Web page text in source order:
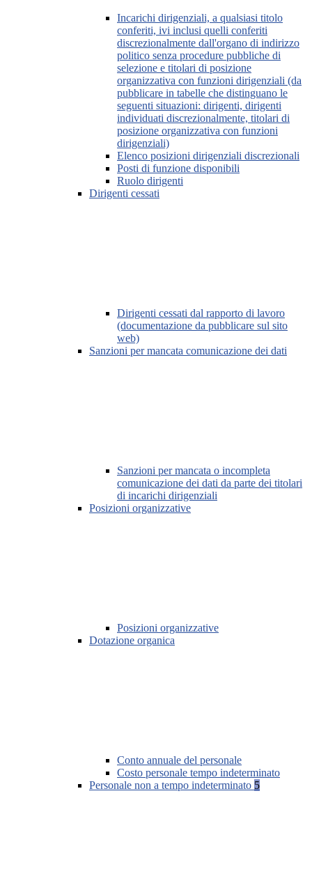
Incarichi dirigenziali, a qualsiasi titolo
conferiti, ivi inclusi quelli conferiti
discrezionalmente dall'organo di indirizzo
politico senza procedure pubbliche di
selezione e titolari di posizione
organizzativa con funzioni dirigenziali (da
pubblicare in tabelle che distinguano le
seguenti situazioni: dirigenti, dirigenti
individuati discrezionalmente, titolari di
posizione organizzativa con funzioni
dirigenziali)
Elenco posizioni dirigenziali discrezionali
Posti di funzione disponibili
Ruolo dirigenti
Dirigenti cessati
Dirigenti cessati dal rapporto di lavoro
(documentazione da pubblicare sul sito
web)
Sanzioni per mancata comunicazione dei dati
Sanzioni per mancata o incompleta
comunicazione dei dati da parte dei titolari
di incarichi dirigenziali
Posizioni organizzative
Posizioni organizzative
Dotazione organica
Conto annuale del personale
Costo personale tempo indeterminato
Personale non a tempo indeterminato 5